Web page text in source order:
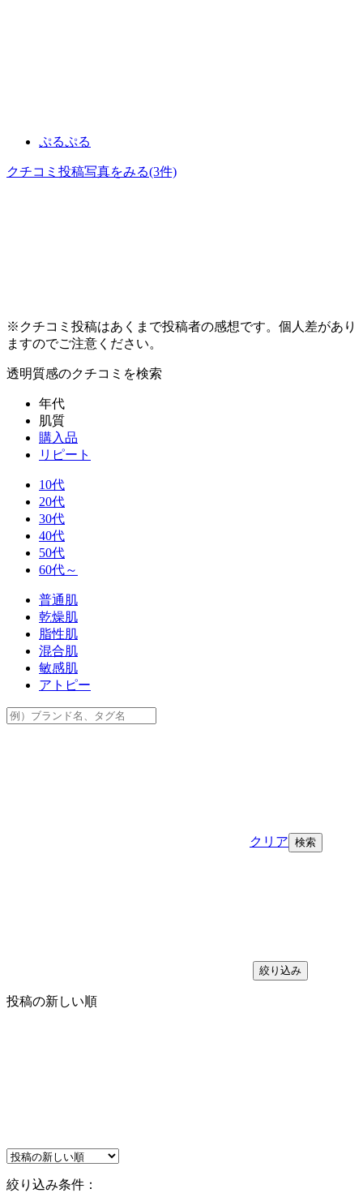
ぷるぷる
クチコミ投稿写真をみる(3件)
※クチコミ投稿はあくまで投稿者の感想です。個人差があり
ますのでご注意ください。
透明質感のクチコミを検索
年代
肌質
購入品
リピート
10代
20代
30代
40代
50代
60代～
普通肌
乾燥肌
脂性肌
混合肌
敏感肌
アトピー
クリア
絞り込み
投稿の新しい順
絞り込み条件：